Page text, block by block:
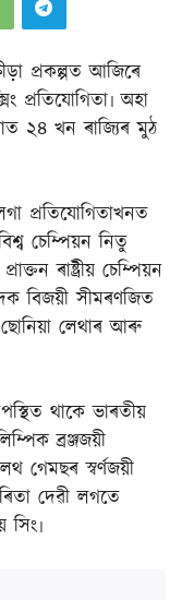
প্ৰকল্পত আজিৰে
প্ৰতিযোগিতা৷ অহা
২৪ খন ৰাজ্যিৰ মুঠ
প্ৰতিযোগিতাখনত
চেম্পিয়ন নিতু
ৰাষ্ট্ৰীয় চেম্পিয়ন
বিজয়ী সীমৰণজিত
ছোনিয়া লেথাৰ আৰু
থাকে ভাৰতীয়
ব্ৰঞ্জজয়ী
গেমছৰ স্বৰ্ণজয়ী
দেৱী লগতে